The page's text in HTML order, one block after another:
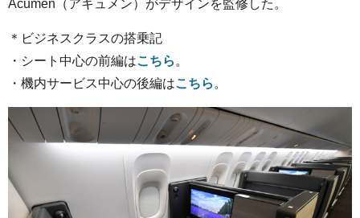
Acumen（アキュメン）がデザインを監修した。
＊ビジネスクラスの搭乗記
・シート中心の前編はこちら 。
・機内サービス中心の後編はこちら 。